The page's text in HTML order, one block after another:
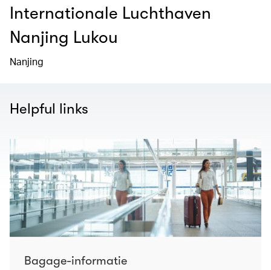
Internationale Luchthaven
Nanjing Lukou
Nanjing
Helpful links
Bagage-informatie